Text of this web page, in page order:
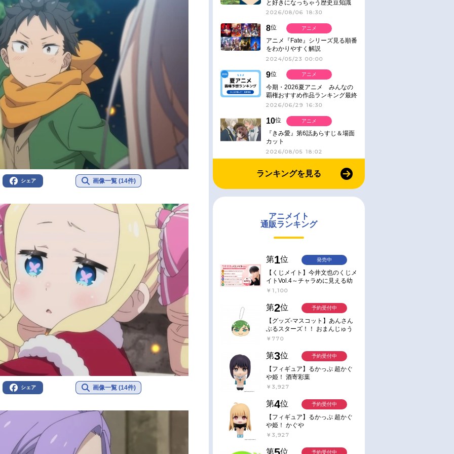
シェア 画像一覧 (14件)
シェア 画像一覧 (14件)
と好きになっちゃう歴史豆知識
2026/08/06 18:30
8位
アニメ『Fate』シリーズ見る順番
をわかりやすく解説
2024/05/23 00:00
アニメ
9位
今期・2026夏アニメ みんなの
覇権おすすめ作品ランキング最終
結果発表！
2026/06/29 16:30
アニメ
10位
『きみ愛』第6話あらすじ＆場面
カット
2026/08/05 18:02
アニメ
ランキングを見る
アニメイト
通販ランキング
第1位
【くじメイト】今井文也のくじメ
イトVol.4～チャラめに見える幼
馴染、実は一途で独占欲が強いん
￥1,100
発売中
第2位
【グッズ-マスコット】あんさん
ぶるスターズ！！ おまんじゅう
にぎにぎマスコット ねくすと2
￥770
予約受付中
第3位
【フィギュア】るかっぷ 超かぐ
や姫！ 酒寄彩葉
￥3,927
予約受付中
第4位
【フィギュア】るかっぷ 超かぐ
や姫！ かぐや
￥3,927
予約受付中
第 位 予約受付中